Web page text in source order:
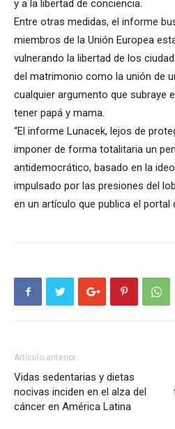
y a la libertad de conciencia.
Entre otras medidas, el informe
miembros de la Unión Europea
vulnerando la libertad de los
del matrimonio como la unión de
cualquier argumento que subraye
tener papá y mama.
“El informe Lunacek, lejos de
imponer de forma totalitaria un
antidemocrático, basado en la
impulsado por las presiones del
en un artículo que publica el portal
Artículo anterior
Vidas sedentarias y dietas
nocivas inciden en el alza del
cáncer en América Latina